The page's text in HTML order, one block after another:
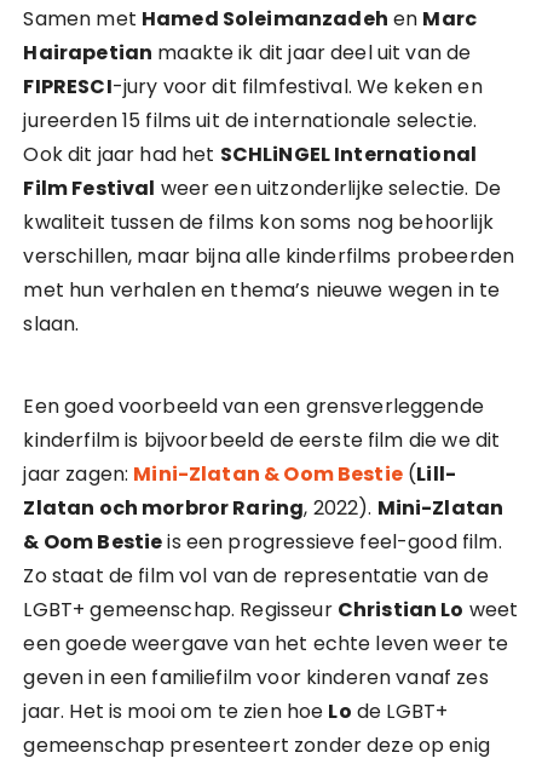
Samen met Hamed Soleimanzadeh en Marc
Hairapetian maakte ik dit jaar deel uit van de
FIPRESCI-jury voor dit filmfestival. We keken en
jureerden 15 films uit de internationale selectie.
Ook dit jaar had het SCHLiNGEL International
Film Festival weer een uitzonderlijke selectie. De
kwaliteit tussen de films kon soms nog behoorlijk
verschillen, maar bijna alle kinderfilms probeerden
met hun verhalen en thema’s nieuwe wegen in te
slaan.
Een goed voorbeeld van een grensverleggende
kinderfilm is bijvoorbeeld de eerste film die we dit
jaar zagen: Mini-Zlatan & Oom Bestie(Lill-
Zlatan och morbror Raring, 2022). Mini-Zlatan
& Oom Bestieis een progressieve feel-good film.
Zo staat de film vol van de representatie van de
LGBT+ gemeenschap. Regisseur Christian Lo weet
een goede weergave van het echte leven weer te
geven in een familiefilm voor kinderen vanaf zes
jaar. Het is mooi om te zien hoe Lo de LGBT+
gemeenschap presenteert zonder deze op enig